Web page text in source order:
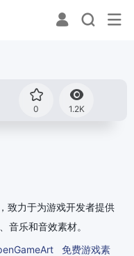
0 1.2K
致力于为游戏开发者提供
音乐和音效素材。
免费游戏素